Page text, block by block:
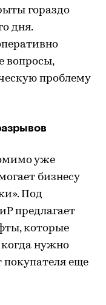
гораздо
дня.
вопросы,
проблему
уже
бизнесу
Под
предлагает
которые
нужно
покупателя еще